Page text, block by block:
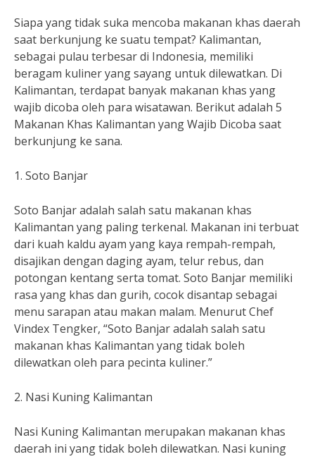
Siapa yang tidak suka mencoba makanan khas daerah
saat berkunjung ke suatu tempat? Kalimantan,
sebagai pulau terbesar di Indonesia, memiliki
beragam kuliner yang sayang untuk dilewatkan. Di
Kalimantan, terdapat banyak makanan khas yang
wajib dicoba oleh para wisatawan. Berikut adalah 5
Makanan Khas Kalimantan yang Wajib Dicoba saat
berkunjung ke sana.
1. Soto Banjar
Soto Banjar adalah salah satu makanan khas
Kalimantan yang paling terkenal. Makanan ini terbuat
dari kuah kaldu ayam yang kaya rempah-rempah,
disajikan dengan daging ayam, telur rebus, dan
potongan kentang serta tomat. Soto Banjar memiliki
rasa yang khas dan gurih, cocok disantap sebagai
menu sarapan atau makan malam. Menurut Chef
Vindex Tengker, “Soto Banjar adalah salah satu
makanan khas Kalimantan yang tidak boleh
dilewatkan oleh para pecinta kuliner.”
2. Nasi Kuning Kalimantan
Nasi Kuning Kalimantan merupakan makanan khas
daerah ini yang tidak boleh dilewatkan. Nasi kuning